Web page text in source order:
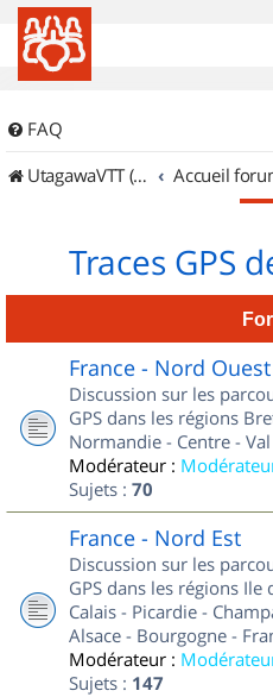
FAQ
UtagawaVTT (Randos VTT et VTTAE avec traces GPS)
Accueil
Traces GPS
France - Nord Ouest
Discussion sur les
GPS dans les régions
Normandie - Centre -
Modérateur :
Sujets : 70
France - Nord Est
Discussion sur les
GPS dans les régions Ile
Calais - Picardie -
Alsace - Bourgogne -
Modérateur :
Sujets : 147